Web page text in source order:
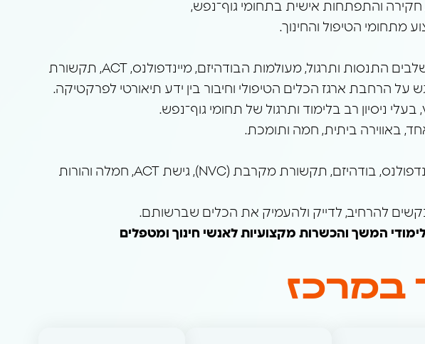
מתחומי הטיפול והחינוך.
במרכז מתקיימים קורסים למתחילי הדרך לצד תוכניות לימוד מקצועיות וסדנאות עומק המשלבים התנסות ותרגול, מעולמות הבודהיזם, מיינדפולנס, ACT, תקשורת
ניסיון רב בלימוד ותרגול של תחומי גוף־נפש.
באווירה ביתית, חמה ותומכת.
במרכז גוף נפש משלבים בין עולמות הפסיכולוגיה, הגוף והתודעה, וכוללים תחומים כמו מיינדפולנס, בודהיזם, תקשורת מקרבת (NVC), גישת ACT, חמלה והורות
להרחיב, לדייק ולהעמיק את הכלים שברשותם.
המשך והכשרות מקצועיות לאנשי חינוך ומטפלים
במרכז